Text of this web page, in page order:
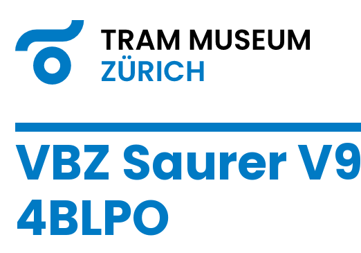
VBZ Saurer V9
4BLPO